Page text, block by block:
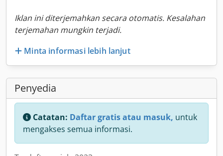
Iklan ini diterjemahkan secara otomatis. Kesalahan
terjemahan mungkin terjadi.
Minta informasi lebih lanjut
Penyedia
Catatan: Daftar gratis atau masuk, untuk
mengakses semua informasi.